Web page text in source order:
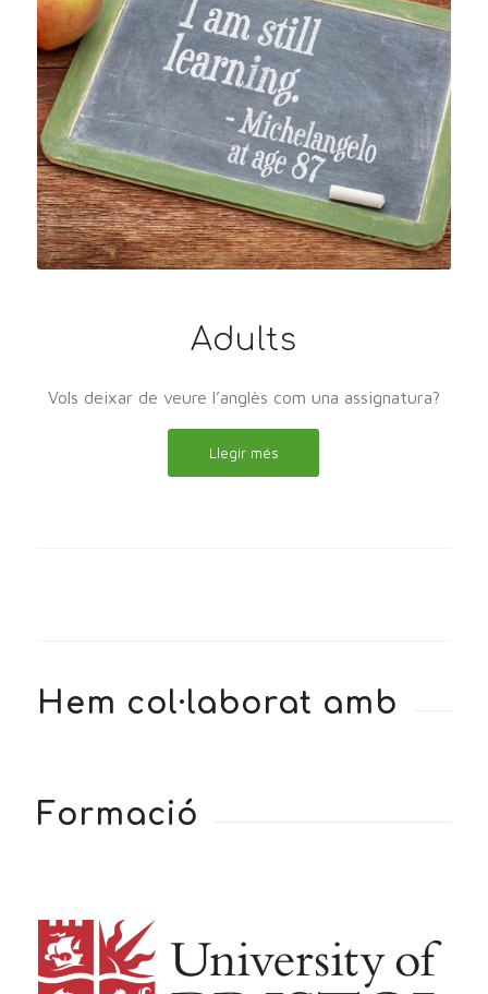
Adults
Vols deixar de veure l’anglès com una assignatura?
Llegir més
Hem col·laborat amb
Formació